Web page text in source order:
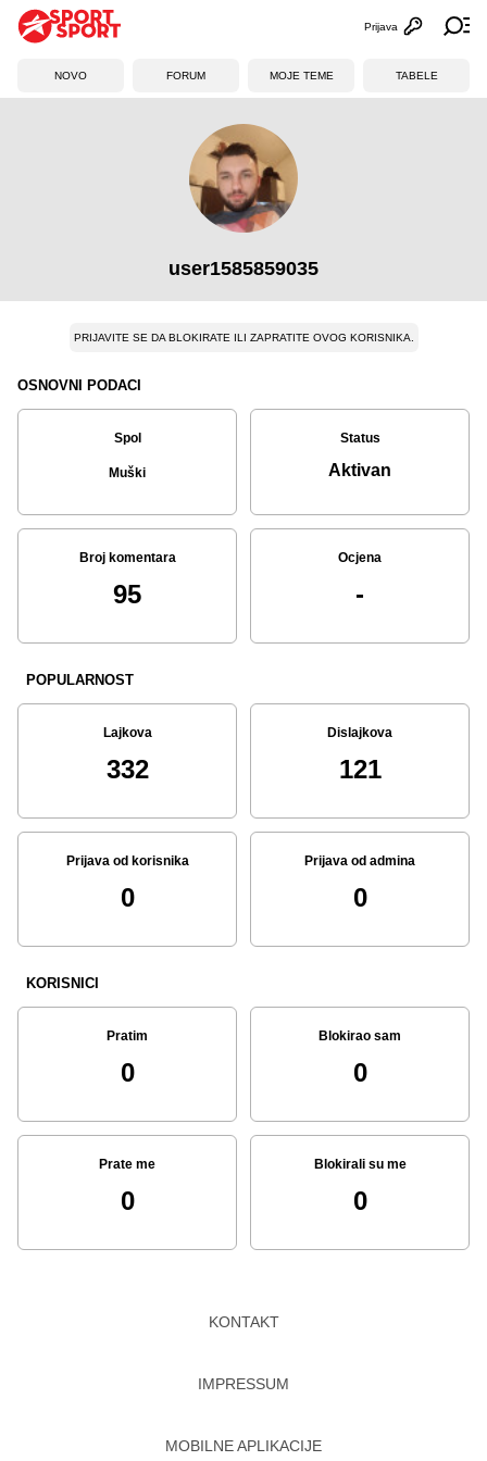
Otvori
Prijava
NOVO FORUM MOJE TEME TABELE
user1585859035
PRIJAVITE SE DA BLOKIRATE ILI ZAPRATITE OVOG KORISNIKA.
OSNOVNI PODACI
Spol
Muški
Status
Aktivan
Broj komentara
95
Ocjena
-
POPULARNOST
Lajkova
332
Dislajkova
121
Prijava od korisnika
0
Prijava od admina
0
KORISNICI
Pratim
0
Blokirao sam
0
Prate me
0
Blokirali su me
0
KONTAKT
IMPRESSUM
MOBILNE APLIKACIJE